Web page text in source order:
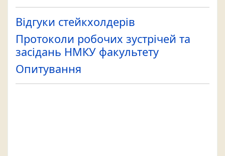
Відгуки стейкхолдерів
Протоколи робочих зустрічей та
засідань НМКУ факультету
Опитування